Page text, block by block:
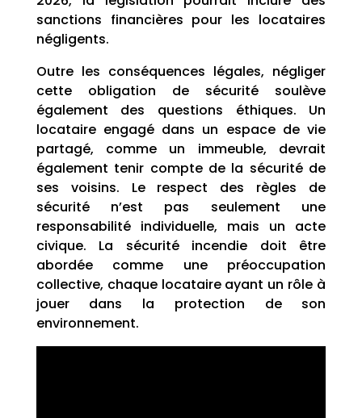
sanctions financières pour les locataires
négligents.
Outre les conséquences légales, négliger
cette obligation de sécurité soulève
également des questions éthiques. Un
locataire engagé dans un espace de vie
partagé, comme un immeuble, devrait
également tenir compte de la sécurité de
ses voisins. Le respect des règles de
sécurité n’est pas seulement une
responsabilité individuelle, mais un acte
civique. La sécurité incendie doit être
abordée comme une préoccupation
collective, chaque locataire ayant un rôle à
jouer dans la protection de son
environnement.